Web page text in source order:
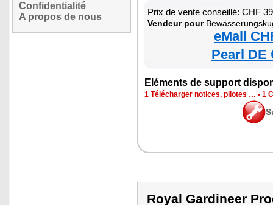
Confidentialité
A propos de nous
Prix de vente conseillé: CHF
Vendeur pour
eMall
Pearl DE
Eléments de support
1 Télécharger notices, pilotes … • 1
Royal Gardineer